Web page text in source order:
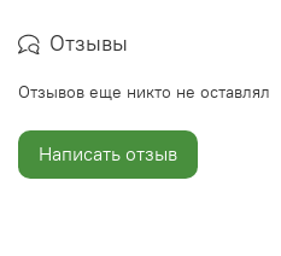
Отзывы
Отзывов еще никто не оставлял
Написать отзыв